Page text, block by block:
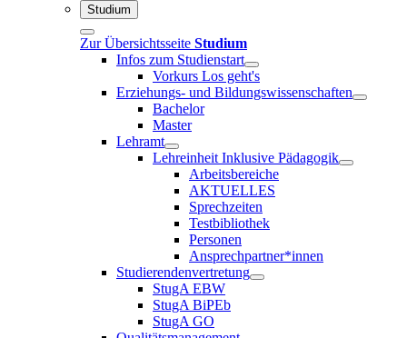
Studium
Zur Übersichtsseite Studium
Infos zum Studienstart
Vorkurs Los geht's
Erziehungs- und Bildungswissenschaften
Bachelor
Master
Lehramt
Lehreinheit Inklusive Pädagogik
Arbeitsbereiche
AKTUELLES
Sprechzeiten
Testbibliothek
Personen
Ansprechpartner*innen
Studierendenvertretung
StugA EBW
StugA BiPEb
StugA GO